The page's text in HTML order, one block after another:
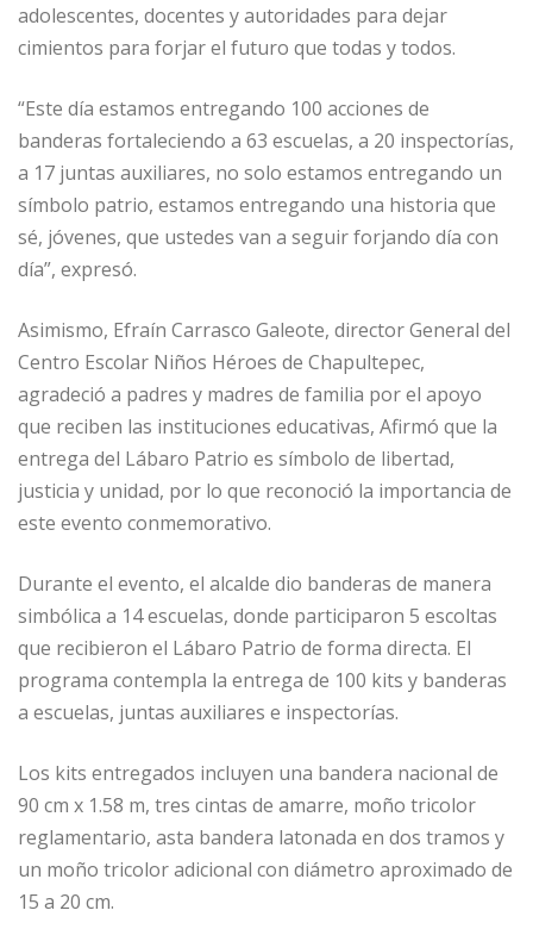
adolescentes, docentes y autoridades para dejar
cimientos para forjar el futuro que todas y todos.
“Este día estamos entregando 100 acciones de
banderas fortaleciendo a 63 escuelas, a 20 inspectorías,
a 17 juntas auxiliares, no solo estamos entregando un
símbolo patrio, estamos entregando una historia que
sé, jóvenes, que ustedes van a seguir forjando día con
día”, expresó.
Asimismo, Efraín Carrasco Galeote, director General del
Centro Escolar Niños Héroes de Chapultepec,
agradeció a padres y madres de familia por el apoyo
que reciben las instituciones educativas, Afirmó que la
entrega del Lábaro Patrio es símbolo de libertad,
justicia y unidad, por lo que reconoció la importancia de
este evento conmemorativo.
Durante el evento, el alcalde dio banderas de manera
simbólica a 14 escuelas, donde participaron 5 escoltas
que recibieron el Lábaro Patrio de forma directa. El
programa contempla la entrega de 100 kits y banderas
a escuelas, juntas auxiliares e inspectorías.
Los kits entregados incluyen una bandera nacional de
90 cm x 1.58 m, tres cintas de amarre, moño tricolor
reglamentario, asta bandera latonada en dos tramos y
un moño tricolor adicional con diámetro aproximado de
15 a 20 cm.